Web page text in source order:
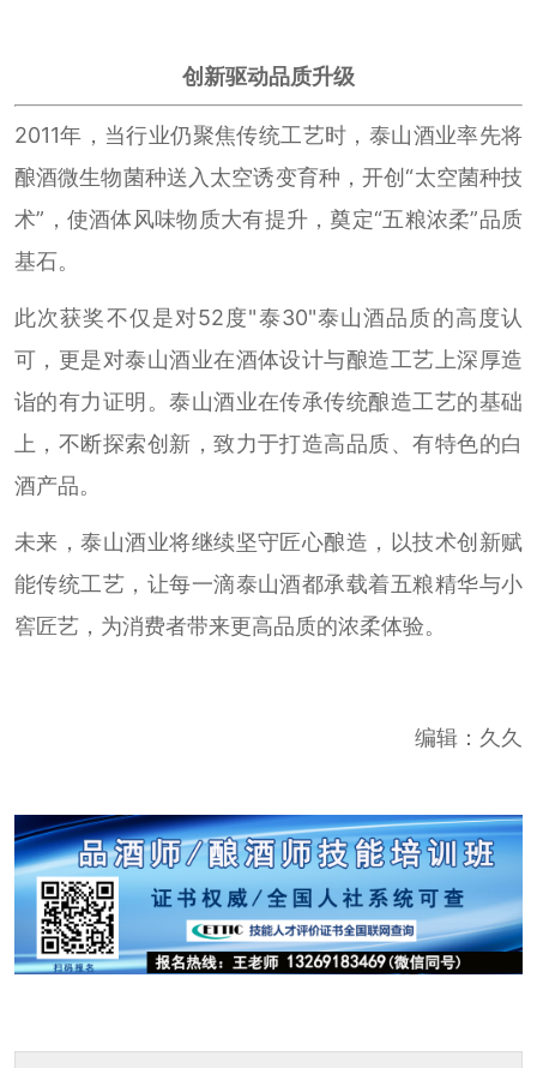
创新驱动品质升级
2011年，当行业仍聚焦传统工艺时，泰山酒业率先将
酿酒微生物菌种送入太空诱变育种，开创“太空菌种技
术”，使酒体风味物质大有提升，奠定“五粮浓柔”品质
基石。
此次获奖不仅是对52度"泰30"泰山酒品质的高度认
可，更是对泰山酒业在酒体设计与酿造工艺上深厚造
诣的有力证明。泰山酒业在传承传统酿造工艺的基础
上，不断探索创新，致力于打造高品质、有特色的白
酒产品。
未来，泰山酒业将继续坚守匠心酿造，以技术创新赋
能传统工艺，让每一滴泰山酒都承载着五粮精华与小
窖匠艺，为消费者带来更高品质的浓柔体验。
编辑：久久